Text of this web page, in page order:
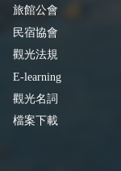
旅館公會
民宿協會
觀光法規
E-learning
觀光名詞
檔案下載